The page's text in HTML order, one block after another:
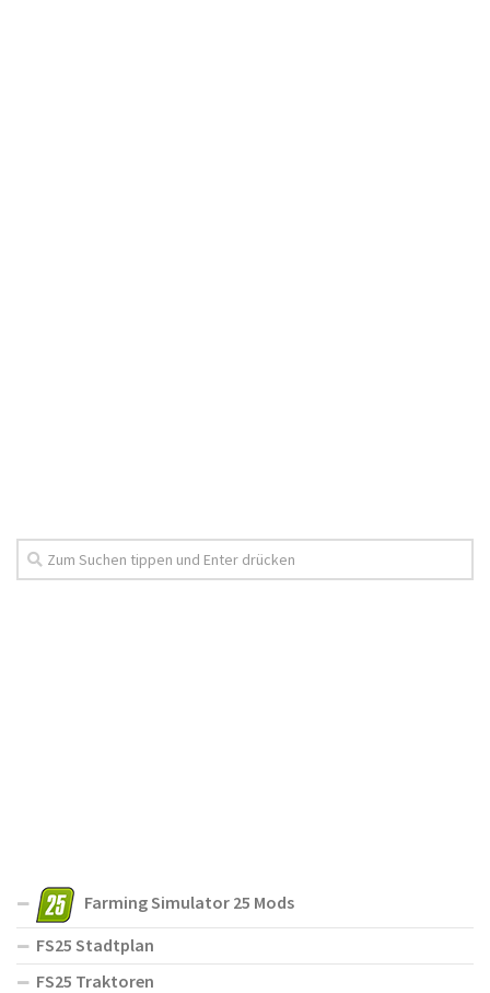
Farming Simulator 25 Mods
FS25 Stadtplan
FS25 Traktoren